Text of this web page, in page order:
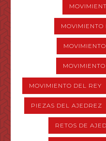
MOVIMIENTO
MOVIMIENTO DEL REY
PIEZAS DEL AJEDREZ
RETOS DE